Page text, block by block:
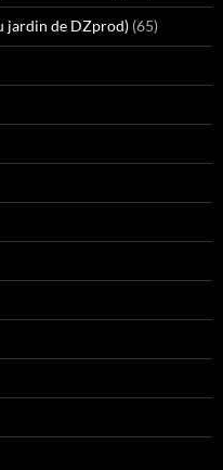
jardin de DZprod) (65)